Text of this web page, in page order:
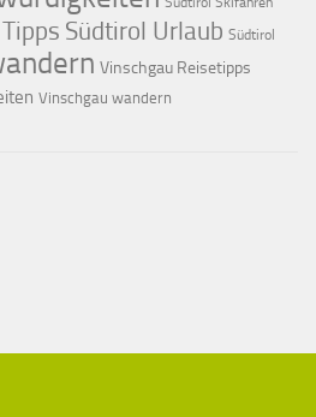
Südtirol Urlaub Südtirol
Vinschgau Reisetipps
Vinschgau wandern